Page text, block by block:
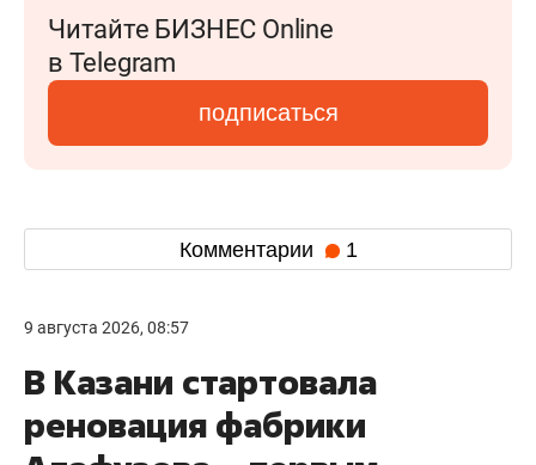
Читайте БИЗНЕС Online
в Telegram
подписаться
Комментарии 1
9 августа 2026, 08:57
В Казани стартовала
реновация фабрики